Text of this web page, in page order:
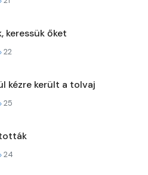
keressük őket
22
kézre került a tolvaj
25
24